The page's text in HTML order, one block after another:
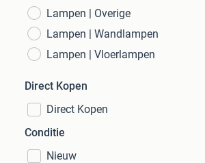
Lampen | Overige
Lampen | Wandlampen
Lampen | Vloerlampen
Direct Kopen
Direct Kopen
Conditie
Nieuw